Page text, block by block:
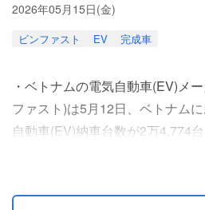
2026年05月15日(金)
ビンファスト EV 完成車
・ベトナムの電気自動車(EV)メ
ファスト)は5月12日、ベトナム
自動車(EV)納車台数が2万4,774
2025年1～4月の4万4,691台と比